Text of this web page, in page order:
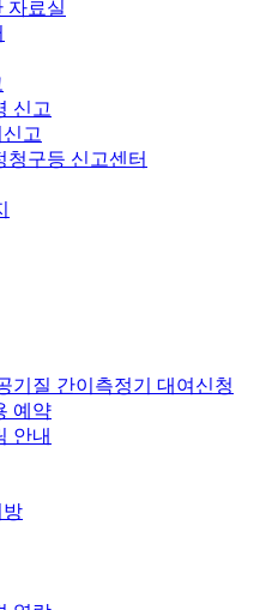
자료실
신고
고
청구등 신고센터
기질 간이측정기 대여신청
예약
안내
방